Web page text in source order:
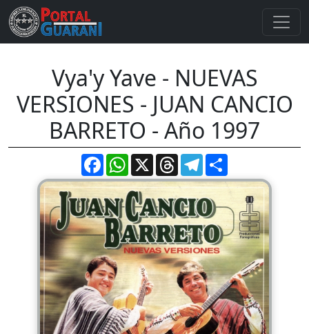
Vya'y Yave - NUEVAS
VERSIONES - JUAN CANCIO
BARRETO - Año 1997
FacebookWhatsApp
X ThreadsTelegram